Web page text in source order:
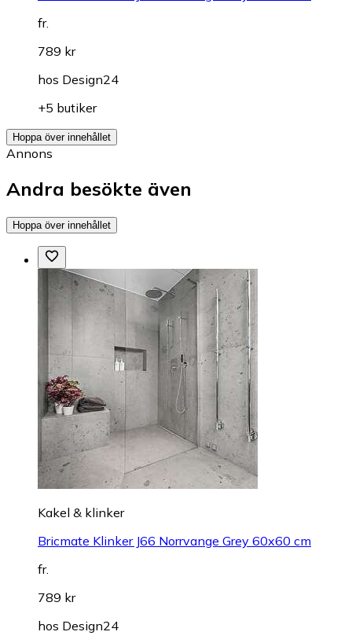
fr.
789 kr
hos Design24
+5 butiker
Hoppa över innehållet
Annons
Andra besökte även
Hoppa över innehållet
Kakel & klinker
Bricmate Klinker J66 Norrvange Grey 60x60 cm
fr.
789 kr
hos Design24